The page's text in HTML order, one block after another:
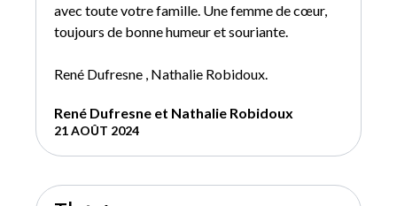
avec toute votre famille. Une femme de cœur,
toujours de bonne humeur et souriante.
René Dufresne , Nathalie Robidoux.
René Dufresne et Nathalie Robidoux
21 AOÛT 2024